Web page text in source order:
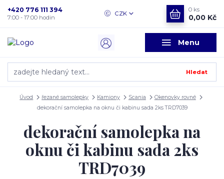
Menu
CZK
Hledat
+420 776 111 394
7:00 - 17:00 hodin
0 ks
0,00 Kč
Úvod řezané samolepky Kamiony Scania
Okenovky rovné
dekorační samolepka na oknu či kabinu sada 2ks TRD7039
dekorační samolepka na
oknu či kabinu sada 2ks
TRD7039